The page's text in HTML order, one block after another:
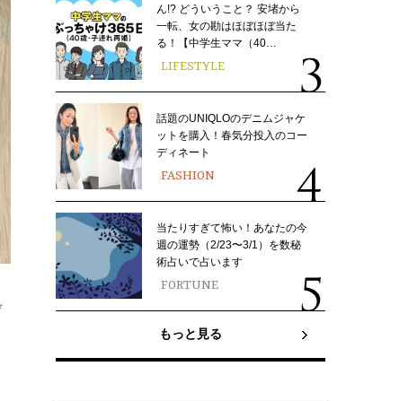
ん!? どういうこと？ 安堵から
一転、女の勘はほぼほぼ当た
る！【中学生ママ（40…
LIFESTYLE
話題のUNIQLOのデニムジャケ
ットを購入！春気分投入のコー
ディネート
FASHION
当たりすぎて怖い！あなたの今
週の運勢（2/23〜3/1）を数秘
術占いで占います
FORTUNE
もっと見る